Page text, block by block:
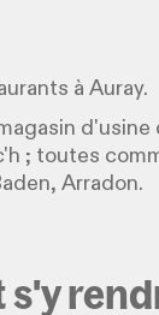
à Auray.
d'usine
; toutes
Arradon.